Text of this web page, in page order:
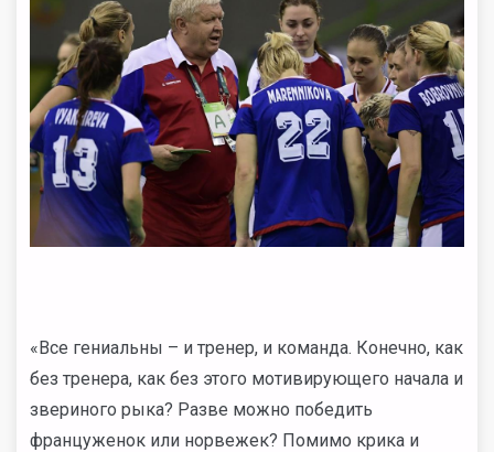
«Все гениальны – и тренер, и команда. Конечно, как
без тренера, как без этого мотивирующего начала и
звериного рыка? Разве можно победить
француженок или норвежек? Помимо крика и